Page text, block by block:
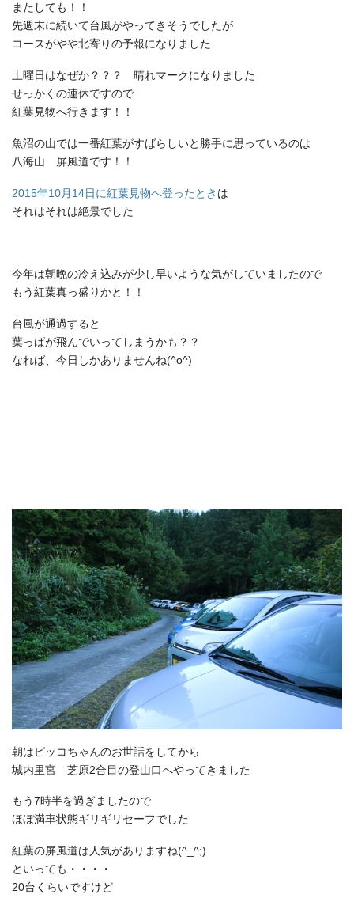
またしても！！
先週末に続いて台風がやってきそうでしたが
コースがやや北寄りの予報になりました
土曜日はなぜか？？？ 晴れマークになりました
せっかくの連休ですので
紅葉見物へ行きます！！
魚沼の山では一番紅葉がすばらしいと勝手に思っているのは
八海山 屏風道です！！
2015年10月14日に紅葉見物へ登ったとき は
それはそれは絶景でした
今年は朝晩の冷え込みが少し早いような気がしていましたので
もう紅葉真っ盛りかと！！
台風が通過すると
葉っぱが飛んでいってしまうかも？？
なれば、今日しかありませんね(^o^)
朝はピッコちゃんのお世話をしてから
城内里宮 芝原2合目の登山口へやってきました
もう7時半を過ぎましたので
ほぼ満車状態ギリギリセーフでした
紅葉の屏風道は人気がありますね(^_^;)
といっても・・・・
20台くらいですけど